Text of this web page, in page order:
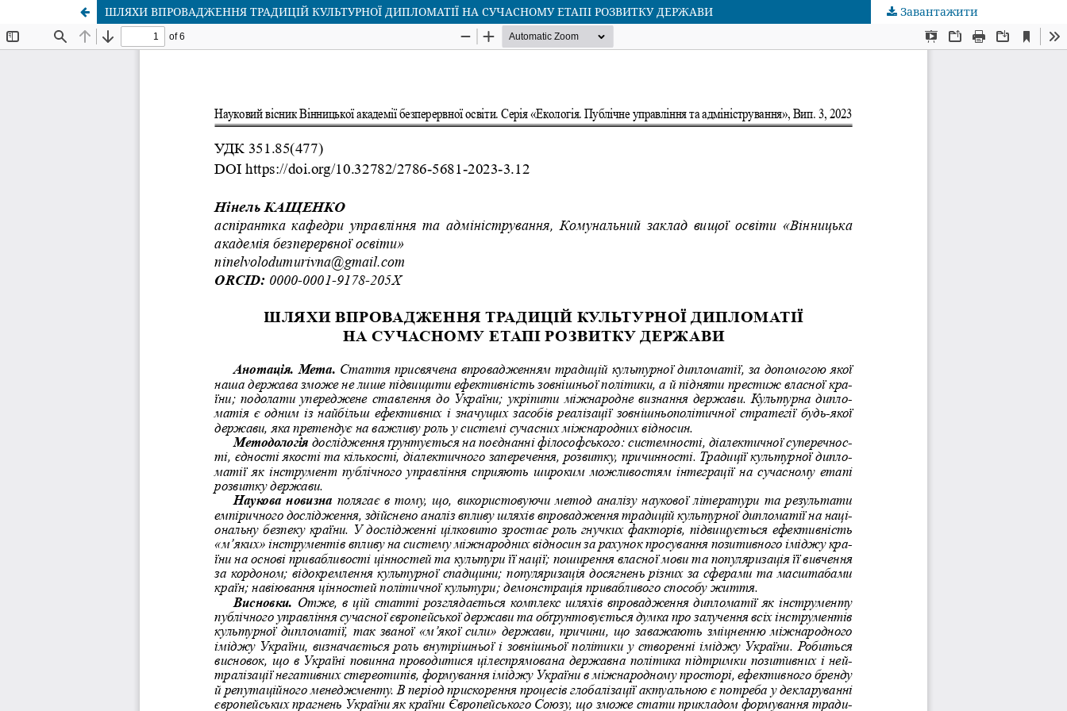
ШЛЯХИ ВПРОВАДЖЕННЯ ТРАДИЦІЙ КУЛЬТУРНОЇ ДИПЛОМАТІЇ НА СУЧАСНОМУ ЕТАПІ РОЗВИТКУ ДЕРЖАВИ Завантажити